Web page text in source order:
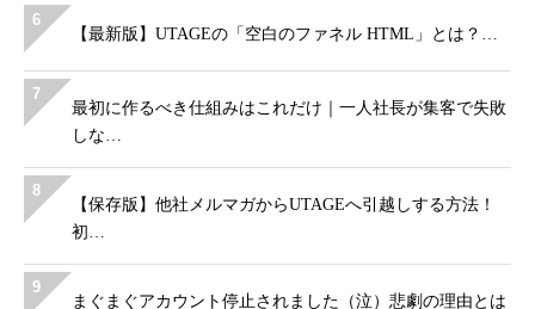
6
【最新版】UTAGEの「空白のファネル HTML」とは？…
7
最初に作るべき仕組みはこれだけ｜一人社長が集客で失敗
しな…
8
【保存版】他社メルマガからUTAGEへ引越しする方法！
初…
9
まぐまぐアカウント停止されました（泣）悲劇の理由とは